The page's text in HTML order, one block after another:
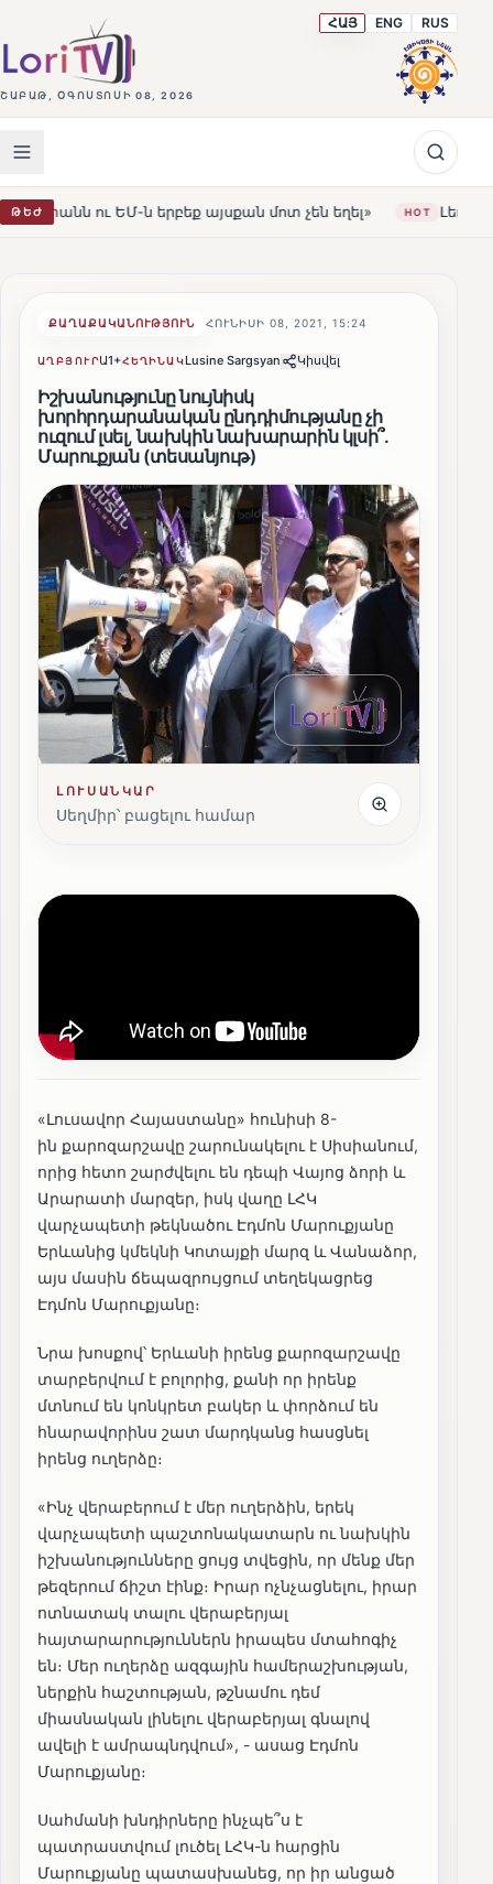
ՇԱԲԱԹ, ՕԳՈՍՏՈՍԻ 08, 2026
ՀԱՅ ENG RUS
ԹԵԺ
երբեք այսքան մոտ չեն եղել» HOT Լեռնահովիտի Սուրբ
ՔԱՂԱՔԱԿԱՆՈՒԹՅՈՒՆ ՀՈՒՆԻՍԻ 08, 2021, 15:24
ԱՂԲՅՈՒՐԱ1+ՀԵՂԻՆԱԿLusine Sargsyan Կիսվել
Իշխանությունը նույնիսկ
խորհրդարանական ընդդիմությանը չի
ուզում լսել, նախկին նախարարին կլսի՞․
Մարուքյան (տեսանյութ)
ԼՈՒՍԱՆԿԱՐ
Սեղմիր՝ բացելու համար
«Լուսավոր Հայաստանը» հունիսի 8-
ին քարոզարշավը շարունակելու է Սիսիանում,
որից հետո շարժվելու են դեպի Վայոց ձորի և
Արարատի մարզեր, իսկ վաղը ԼՀԿ
վարչապետի թեկնածու Էդմոն Մարուքյանը
Երևանից կմեկնի Կոտայքի մարզ և Վանաձոր,
այս մասին ճեպազրույցում տեղեկացրեց
Էդմոն Մարուքյանը։
Նրա խոսքով՝ Երևանի իրենց քարոզարշավը
տարբերվում է բոլորից, քանի որ իրենք
մտնում են կոնկրետ բակեր և փորձում են
հնարավորինս շատ մարդկանց հասցնել
իրենց ուղերձը։
«Ինչ վերաբերում է մեր ուղերձին, երեկ
վարչապետի պաշտոնակատարն ու նախկին
իշխանությունները ցույց տվեցին, որ մենք մեր
թեզերում ճիշտ էինք։ Իրար ոչնչացնելու, իրար
ոտնատակ տալու վերաբերյալ
հայտարարություններն իրապես մտահոգիչ
են։ Մեր ուղերձը ազգային համերաշխության,
ներքին հաշտության, թշնամու դեմ
միասնական լինելու վերաբերյալ գնալով
ավելի է ամրապնդվում», - ասաց Էդմոն
Մարուքյանը։
Սահմանի խնդիրները ինչպե՞ս է
պատրաստվում լուծել ԼՀԿ-ն հարցին
Մարուքյանը պատասխանեց, որ իր անցած